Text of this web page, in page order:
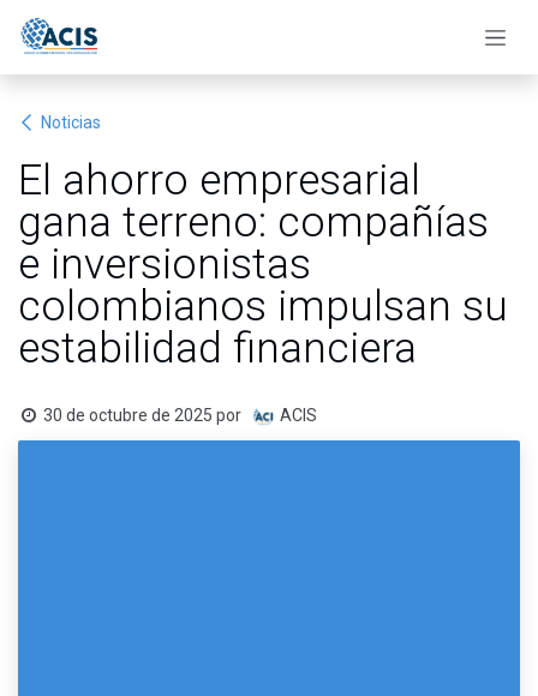
Noticias
El ahorro empresarial
gana terreno: compañías
e inversionistas
colombianos impulsan su
estabilidad financiera
30 de octubre de 2025 por ACIS